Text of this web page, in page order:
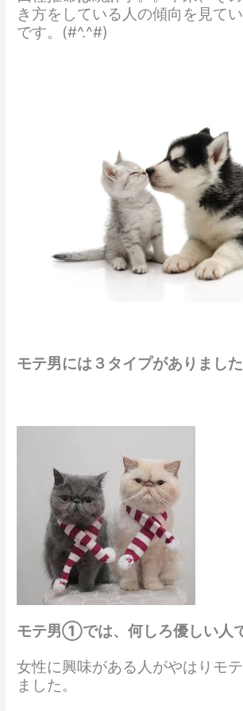
き方をしている人の傾向を見て
です。(#^.^#)
モテ男には３タイプがありました
モテ男①では、何しろ優しい人
女性に興味がある人がやはりモ
ました。